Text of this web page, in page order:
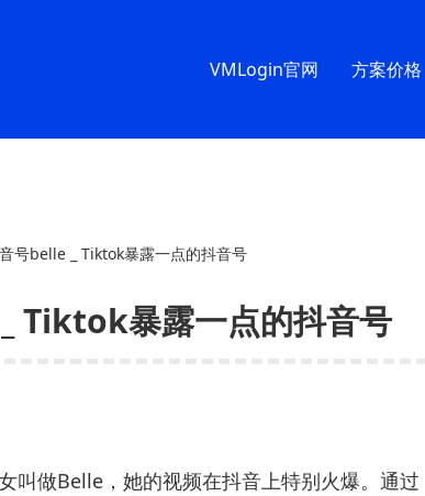
VMLogin官网 方案价格
号belle _ Tiktok暴露一点的抖音号
Tiktok暴露一点的抖音号
叫做Belle，她的视频在抖音上特别火爆。通过